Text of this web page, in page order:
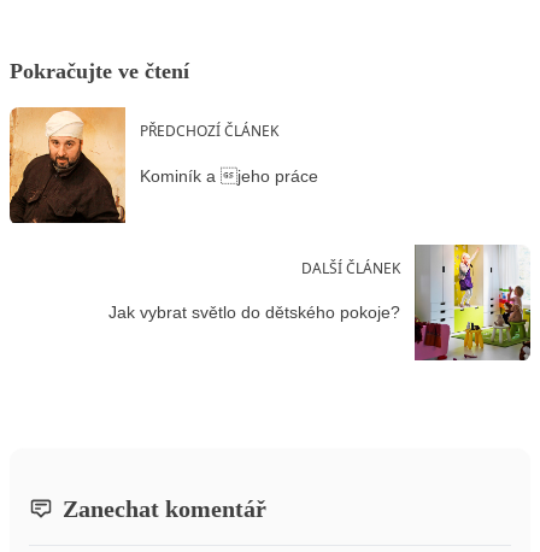
Pokračujte ve čtení
PŘEDCHOZÍ ČLÁNEK
Kominík a jeho práce
DALŠÍ ČLÁNEK
Jak vybrat světlo do dětského pokoje?
Zanechat komentář